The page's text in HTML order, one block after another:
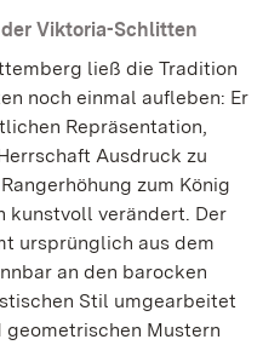
Viktoria-Schlitten
ließ die Tradition
noch einmal aufleben: Er
Repräsentation,
Ausdruck zu
zum König
kunstvoll verändert. Der
ursprünglich aus dem
an den barocken
Stil umgearbeitet
Mustern